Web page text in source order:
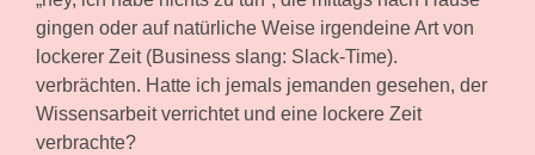
gingen oder auf natürliche Weise irgendeine Art von
lockerer Zeit (Business slang: Slack-Time).
verbrächten. Hatte ich jemals jemanden gesehen, der
Wissensarbeit verrichtet und eine lockere Zeit
verbrachte?